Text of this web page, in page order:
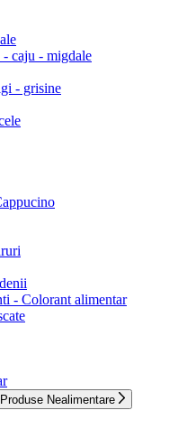
caju - migdale
- grisine
- Colorant alimentar
Produse Nealimentare